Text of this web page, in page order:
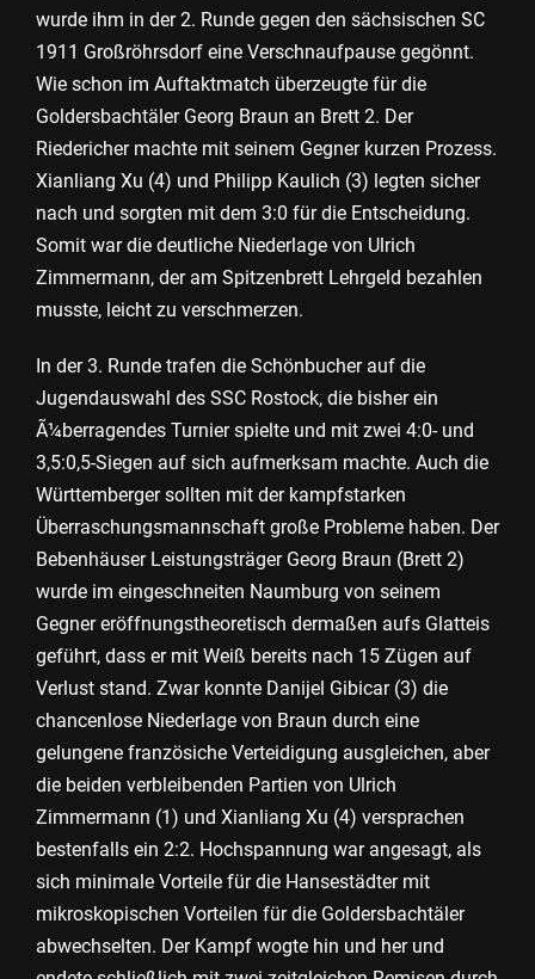
wurde ihm in der 2. Runde gegen den sächsischen SC
1911 Großröhrsdorf eine Verschnaufpause gegönnt.
Wie schon im Auftaktmatch überzeugte für die
Goldersbachtäler Georg Braun an Brett 2. Der
Riedericher machte mit seinem Gegner kurzen Prozess.
Xianliang Xu (4) und Philipp Kaulich (3) legten sicher
nach und sorgten mit dem 3:0 für die Entscheidung.
Somit war die deutliche Niederlage von Ulrich
Zimmermann, der am Spitzenbrett Lehrgeld bezahlen
musste, leicht zu verschmerzen.
In der 3. Runde trafen die Schönbucher auf die
Jugendauswahl des SSC Rostock, die bisher ein
Ã¼berragendes Turnier spielte und mit zwei 4:0- und
3,5:0,5-Siegen auf sich aufmerksam machte. Auch die
Württemberger sollten mit der kampfstarken
Überraschungsmannschaft große Probleme haben. Der
Bebenhäuser Leistungsträger Georg Braun (Brett 2)
wurde im eingeschneiten Naumburg von seinem
Gegner eröffnungstheoretisch dermaßen aufs Glatteis
geführt, dass er mit Weiß bereits nach 15 Zügen auf
Verlust stand. Zwar konnte Danijel Gibicar (3) die
chancenlose Niederlage von Braun durch eine
gelungene französiche Verteidigung ausgleichen, aber
die beiden verbleibenden Partien von Ulrich
Zimmermann (1) und Xianliang Xu (4) versprachen
bestenfalls ein 2:2. Hochspannung war angesagt, als
sich minimale Vorteile für die Hansestädter mit
mikroskopischen Vorteilen für die Goldersbachtäler
abwechselten. Der Kampf wogte hin und her und